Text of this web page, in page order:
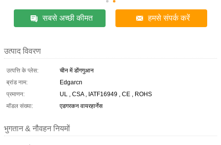
सबसे अच्छी कीमत हमसे संपर्क करें
उत्पाद विवरण
उत्पत्ति के प्लेस:
चीन में डोंगगुआन
ब्रांड नाम:
Edgarcn
प्रमाणन:
UL , CSA , IATF16949 , CE , ROHS
मॉडल संख्या:
एडगरकन वायरहार्नेस
भुगतान & नौवहन नियमों